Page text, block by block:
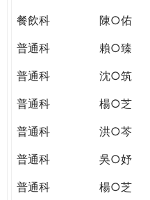
GLOBAL
餐飲科
陳○佑
普通科
賴○臻
普通科
沈○筑
普通科
楊○芝
普通科
洪○芩
普通科
吳○妤
普通科
楊○芝